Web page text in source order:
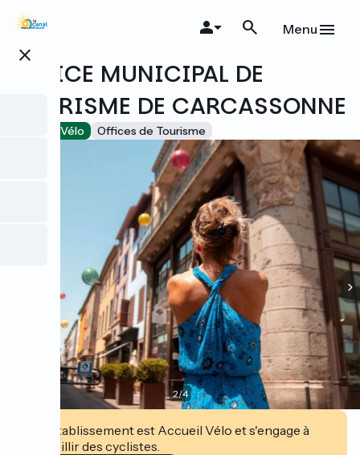
Aller
principal
close
Menu
OFFICE MUNICIPAL DE
TOURISME DE CARCASSONNE
Accueil Vélo Offices de Tourisme
2/4
Cet établissement est Accueil Vélo et s'engage à
accueillir des cyclistes.